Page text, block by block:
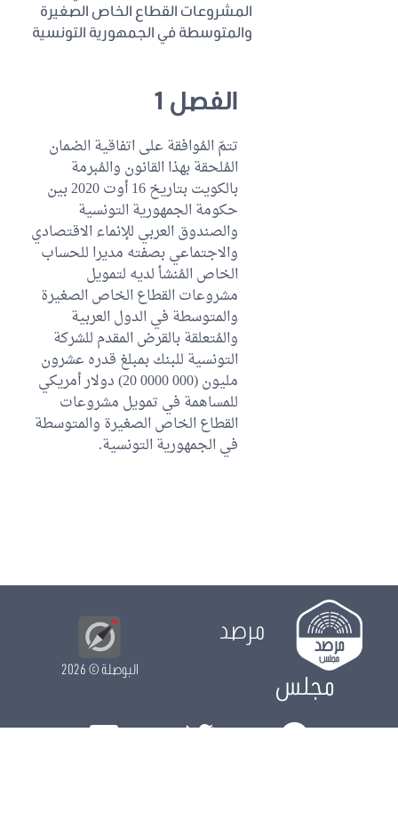
المشروعات القطاع الخاص الصغيرة
والمتوسطة في الجمهورية التونسية
الفصل 1
تتمّ المُوافقة على اتفاقية الضمان
المُلحقة بهذا القانون والمُبرمة
بالكويت بتاريخ 16 أوت 2020 بين
حكومة الجمهورية التونسية
والصندوق العربي للإنماء الاقتصادي
والاجتماعي بصفته مديرا للحساب
الخاص المُنشأ لديه لتمويل
مشروعات القطاع الخاص الصغيرة
والمتوسطة في الدول العربية
والمُتعلقة بالقرض المقدم للشركة
التونسية للبنك بمبلغ قدره عشرون
مليون (000 0000 20) دولار أمريكي
للمساهمة في تمويل مشروعات
القطاع الخاص الصغيرة والمتوسطة
في الجمهورية التونسية.
مرصد
مجلس
البوصلة© 2026